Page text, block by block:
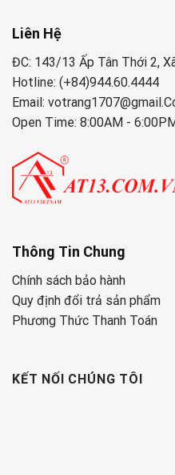
Liên Hệ
ĐC: 143/13 Ấp Tân Thới 2,
Hotline: (+84)944.60.4444
Email:
Open Time: 8:00AM -
Thông Tin Chung
Chính sách bảo hành
Quy định đổi trả sản phẩm
Phương Thức Thanh Toán
KẾT NỐI CHÚNG TÔI